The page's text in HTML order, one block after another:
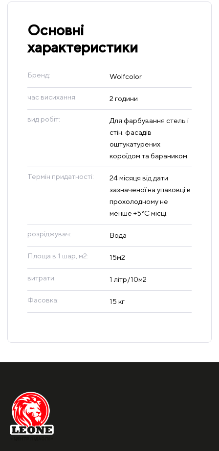
Основні
характеристики
Бренд: Wolfcolor
час висихання: 2 години
вид робіт:
Для фарбування стель і
стін. фасадів
оштукатурених
короїдом та бараником.
Термін придатності:
24 місяця від дати
зазначеної на упаковці в
прохолодному не
менше +5°C місці.
розріджувач: Вода
Площа в 1 шар, м2: 15м2
витрати: 1 літр/10м2
Фасовка: 15 кг